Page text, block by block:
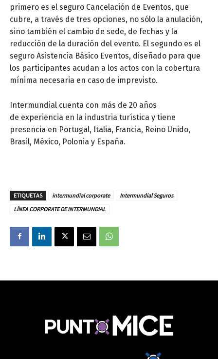
primero es el seguro Cancelación de Eventos, que
cubre, a través de tres opciones, no sólo la anulación,
sino también el cambio de sede, de fechas y la
reducción de la duración del evento. El segundo es el
seguro Asistencia Básico Eventos, diseñado para que
los participantes acudan a los actos con la cobertura
mínima necesaria en caso de imprevisto.
Intermundial cuenta con más de 20 años
de experiencia en la industria turística y tiene
presencia en Portugal, Italia, Francia, Reino Unido,
Brasil, México, Polonia y España.
ETIQUETAS intermundial corporate
Intermundial Seguros
LÍNEA CORPORATE DE INTERMUNDIAL